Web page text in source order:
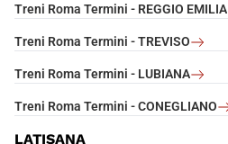
Treni Roma Termini - REGGIO EMILIA
Treni Roma Termini - TREVISO
Treni Roma Termini - LUBIANA
Treni Roma Termini - CONEGLIANO
LATISANA